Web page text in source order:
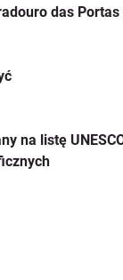
das Portas
na listę